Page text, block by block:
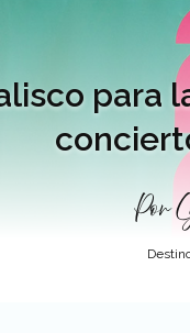
para
Por